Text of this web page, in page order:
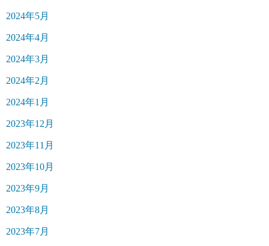
2024年5月
2024年4月
2024年3月
2024年2月
2024年1月
2023年12月
2023年11月
2023年10月
2023年9月
2023年8月
2023年7月